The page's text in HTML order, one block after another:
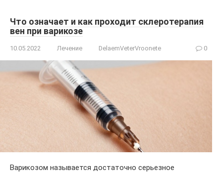
Что означает и как проходит склеротерапия
вен при варикозе
10.05.2022 Лечение DelaemVeterVroonete 0
Варикозом называется достаточно серьезное